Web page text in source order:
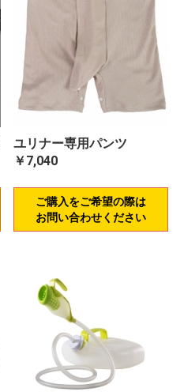
ユリナー専用パンツ
￥7,040
ご購入をご希望の際は
お問い合わせください